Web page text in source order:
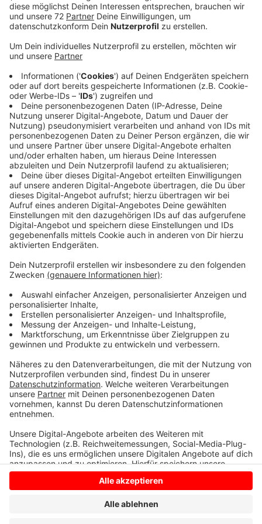
Veröffentlicht:Samstag, 17.02.2024 07:09
Anzeige
Ein deutliches Zeichen gegen die AfD und jede Form
von Rechtsextremismus war das auf dem
Prinzipalmarkt und dem Domplatz. Lautstark und mit
Plakaten wurde den Gästen des AfD deutlich
gemacht, dass sie hier unerwünscht sind.
Auf einer Bühne an der Lambertikirche gab es Live-
Musik zum Beispiel von der Band Donots und
politische Reden. Es sprachen unter anderem
Politikerinnen wie etwa NRW-Familienministerin
Josefine Paul. Auch Vertreter von Gewerkschaften
und Kirchen waren dabei. "Die AfD kann nur braune
meisten Reden. Meist gab es Applaus. Nur schrillere
Buhrufe. Die Polizei hat 17 Strafanzeigen ausgefertigt
- für eine Demonstration dieser Größe sei das im
üblichen Rahmen, sagte ein Sprecher.
Anzeige